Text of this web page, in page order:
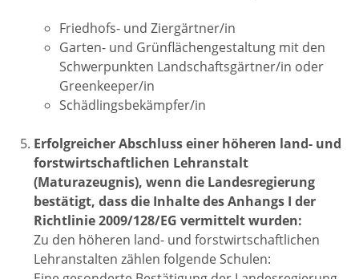
Friedhofs- und Ziergärtner/in
Garten- und Grünflächengestaltung mit den
Schwerpunkten Landschaftsgärtner/in oder
Greenkeeper/in
Schädlingsbekämpfer/in
Erfolgreicher Abschluss einer höheren land- und
forstwirtschaftlichen Lehranstalt
(Maturazeugnis), wenn die Landesregierung
bestätigt, dass die Inhalte des Anhangs I der
Richtlinie 2009/128/EG vermittelt wurden:
Zu den höheren land- und forstwirtschaftlichen
Lehranstalten zählen folgende Schulen: